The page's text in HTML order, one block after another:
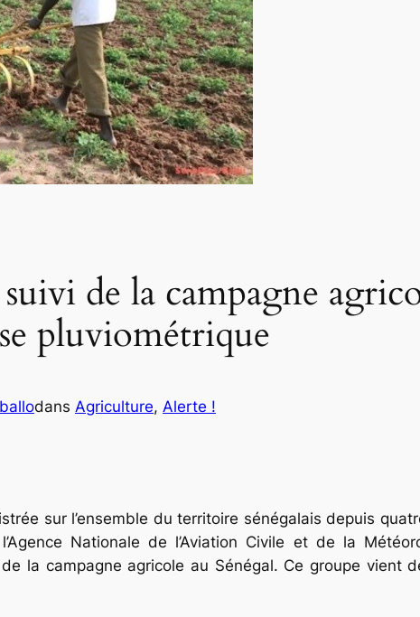
de la campagne
pluviométrique
dans Agriculture, Alerte !
sur l’ensemble du territoire sénégalais depuis
Nationale de l’Aviation Civile et de la
la campagne agricole au Sénégal. Ce groupe vient